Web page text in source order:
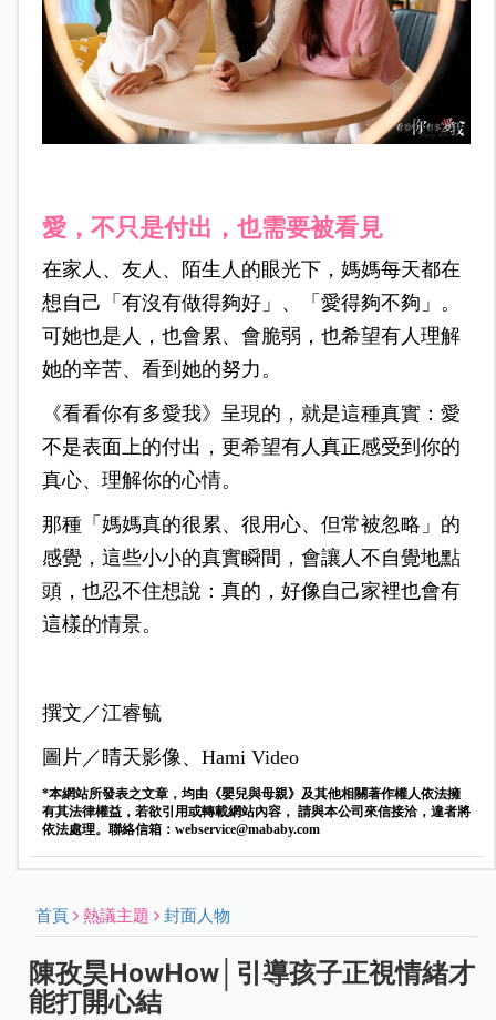
愛，不只是付出，也需要被看見
在家人、友人、陌生人的眼光下，媽媽每天都在
想自己「有沒有做得夠好」、「愛得夠不夠」。
可她也是人，也會累、會脆弱，也希望有人理解
她的辛苦、看到她的努力。
《看看你有多愛我》呈現的，就是這種真實：愛
不是表面上的付出，更希望有人真正感受到你的
真心、理解你的心情。
那種「媽媽真的很累、很用心、但常被忽略」的
感覺，這些小小的真實瞬間，會讓人不自覺地點
頭，也忍不住想說：真的，好像自己家裡也會有
這樣的情景。
撰文／江睿毓
圖片／晴天影像、Hami Video
*本網站所發表之文章，均由《嬰兒與母親》及其他相關著作權人依法擁
有其法律權益，若欲引用或轉載網站內容， 請與本公司來信接洽，違者將
依法處理。聯絡信箱： webservice@mababy.com
首頁 熱議主題 封面人物
陳孜昊HowHow│引導孩子正視情緒才
能打開心結